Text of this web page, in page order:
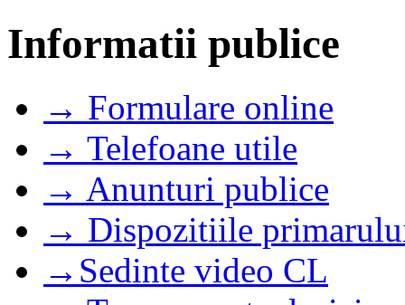
Informatii publice
→ Formulare online
→ Telefoane utile
→ Anunturi publice
→ Dispozitiile
→Sedinte video CL